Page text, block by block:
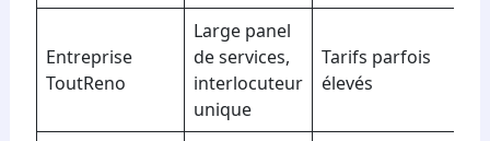
Entreprise
ToutReno
Large panel
de services,
interlocuteur
unique
Tarifs parfois
élevés